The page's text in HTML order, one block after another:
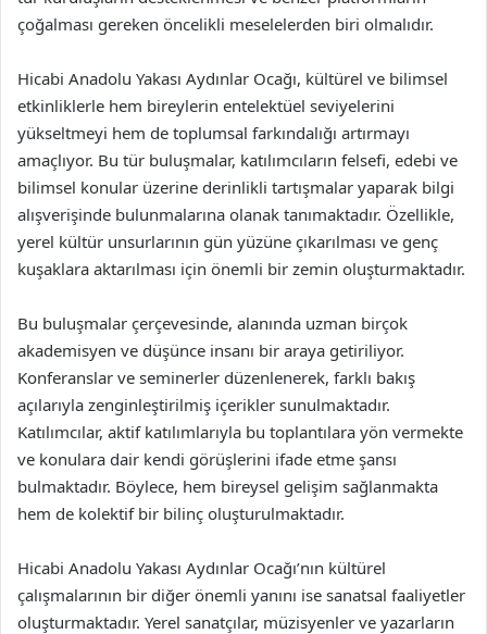
çoğalması gereken öncelikli meselelerden biri olmalıdır.
Hicabi Anadolu Yakası Aydınlar Ocağı, kültürel ve bilimsel
etkinliklerle hem bireylerin entelektüel seviyelerini
yükseltmeyi hem de toplumsal farkındalığı artırmayı
amaçlıyor. Bu tür buluşmalar, katılımcıların felsefi, edebi ve
bilimsel konular üzerine derinlikli tartışmalar yaparak bilgi
alışverişinde bulunmalarına olanak tanımaktadır. Özellikle,
yerel kültür unsurlarının gün yüzüne çıkarılması ve genç
kuşaklara aktarılması için önemli bir zemin oluşturmaktadır.
Bu buluşmalar çerçevesinde, alanında uzman birçok
akademisyen ve düşünce insanı bir araya getiriliyor.
Konferanslar ve seminerler düzenlenerek, farklı bakış
açılarıyla zenginleştirilmiş içerikler sunulmaktadır.
Katılımcılar, aktif katılımlarıyla bu toplantılara yön vermekte
ve konulara dair kendi görüşlerini ifade etme şansı
bulmaktadır. Böylece, hem bireysel gelişim sağlanmakta
hem de kolektif bir bilinç oluşturulmaktadır.
Hicabi Anadolu Yakası Aydınlar Ocağı’nın kültürel
çalışmalarının bir diğer önemli yanını ise sanatsal faaliyetler
oluşturmaktadır. Yerel sanatçılar, müzisyenler ve yazarların